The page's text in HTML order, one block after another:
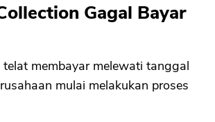
Gagal Bayar
telat membayar melewati tanggal
mulai melakukan proses